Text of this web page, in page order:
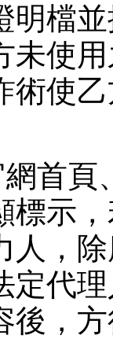
明檔
未使
術使
首頁
標示
人，
定代
後，